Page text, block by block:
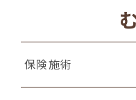
保険施術